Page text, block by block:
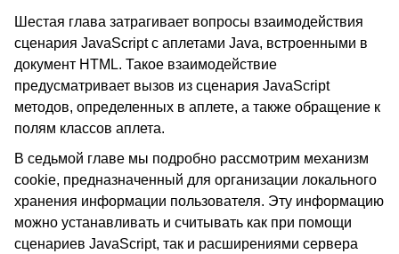
Шестая глава затрагивает вопросы взаимодействия
сценария JavaScript с аплетами Java, встроенными в
документ HTML. Такое взаимодействие
предусматривает вызов из сценария JavaScript
методов, определенных в аплете, а также обращение к
полям классов аплета.
В седьмой главе мы подробно рассмотрим механизм
cookie, предназначенный для организации локального
хранения информации пользователя. Эту информацию
можно устанавливать и считывать как при помощи
сценариев JavaScript, так и расширениями сервера